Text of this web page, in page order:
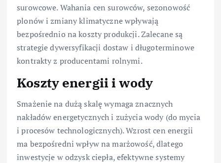
surowcowe. Wahania cen surowców, sezonowość
plonów i zmiany klimatyczne wpływają
bezpośrednio na koszty produkcji. Zalecane są
strategie dywersyfikacji dostaw i długoterminowe
kontrakty z producentami rolnymi.
Koszty energii i wody
Smażenie na dużą skalę wymaga znacznych
nakładów energetycznych i zużycia wody (do mycia
i procesów technologicznych). Wzrost cen energii
ma bezpośredni wpływ na marżowość, dlatego
inwestycje w odzysk ciepła, efektywne systemy